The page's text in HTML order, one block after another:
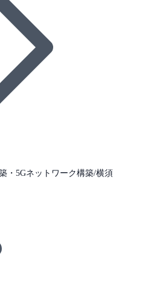
・5Gネットワーク構築/横須